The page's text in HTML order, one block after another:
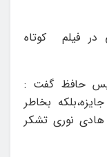
در فیلم کوتاه
حافظ گفت :
بخاطر
نوری تشکر